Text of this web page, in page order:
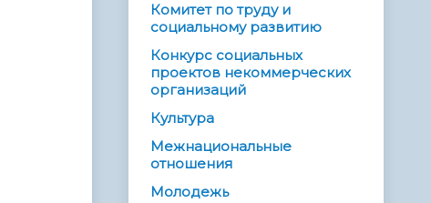
Комитет по труду и
социальному развитию
Конкурс социальных
проектов некоммерческих
организаций
Культура
Межнациональные
отношения
Молодежь